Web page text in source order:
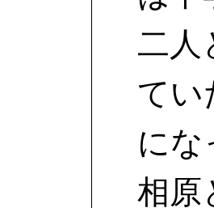
二人
てい
にな
相原